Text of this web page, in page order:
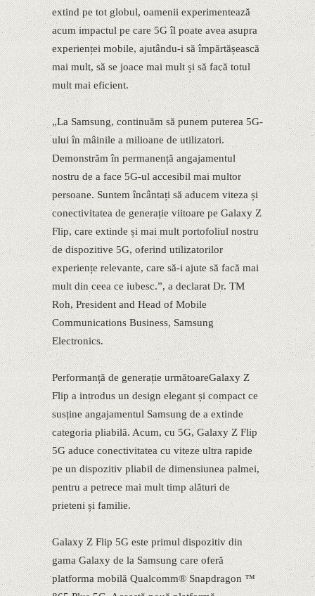
extind pe tot globul, oamenii experimentează
acum impactul pe care 5G îl poate avea asupra
experienței mobile, ajutându-i să împărtășească
mai mult, să se joace mai mult și să facă totul
mult mai eficient.
„La Samsung, continuăm să punem puterea 5G-
ului în mâinile a milioane de utilizatori.
Demonstrăm în permanență angajamentul
nostru de a face 5G-ul accesibil mai multor
persoane. Suntem încântați să aducem viteza și
conectivitatea de generație viitoare pe Galaxy Z
Flip, care extinde și mai mult portofoliul nostru
de dispozitive 5G, oferind utilizatorilor
experiențe relevante, care să-i ajute să facă mai
mult din ceea ce iubesc.”, a declarat Dr. TM
Roh, President and Head of Mobile
Communications Business, Samsung
Electronics.
Performanță de generație următoareGalaxy Z
Flip a introdus un design elegant și compact ce
susține angajamentul Samsung de a extinde
categoria pliabilă. Acum, cu 5G, Galaxy Z Flip
5G aduce conectivitatea cu viteze ultra rapide
pe un dispozitiv pliabil de dimensiunea palmei,
pentru a petrece mai mult timp alături de
prieteni și familie.
Galaxy Z Flip 5G este primul dispozitiv din
gama Galaxy de la Samsung care oferă
platforma mobilă Qualcomm® Snapdragon ™